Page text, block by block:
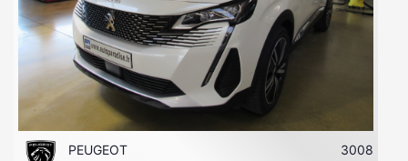
PEUGEOT
3008